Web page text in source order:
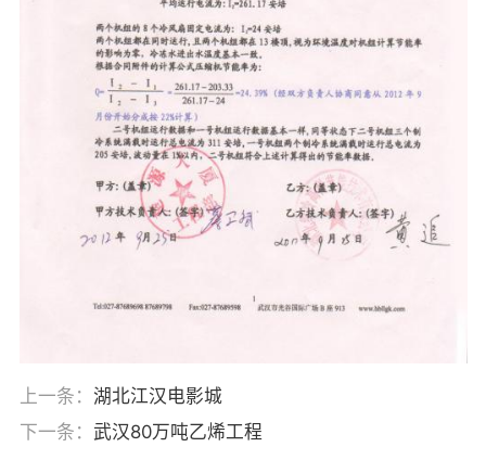
上一条： 湖北江汉电影城
下一条： 武汉80万吨乙烯工程